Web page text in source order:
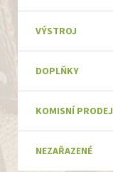
VÝSTROJ
DOPLŇKY
KOMISNÍ PRODEJ
NEZAŘAZENÉ